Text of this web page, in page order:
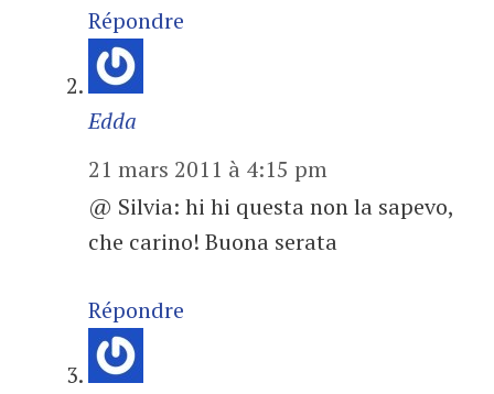
Répondre
Edda
21 mars 2011 à 4:15 pm
@ Silvia: hi hi questa non la sapevo,
che carino! Buona serata
Répondre